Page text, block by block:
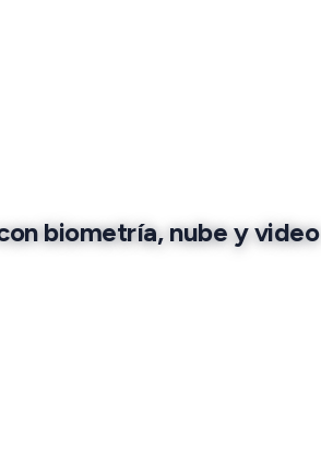
biometría, nube y video